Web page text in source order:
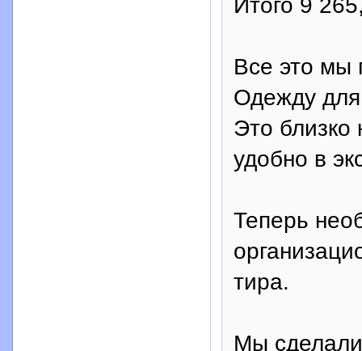
Все это мы
Одежду
Это близко
удобно в
Теперь
тира.
Мы